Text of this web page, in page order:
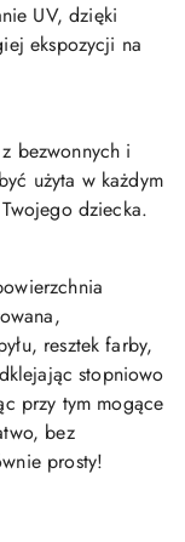
UV, dzięki
ekspozycji na
bezwonnych i
użyta w każdym
dziecka.
resztek farby,
stopniowo
przy tym mogące
bez
prosty!